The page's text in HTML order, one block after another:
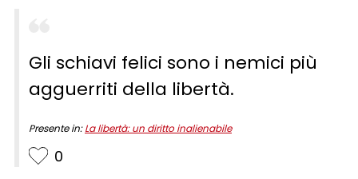
Gli schiavi felici sono i nemici più
agguerriti della libertà.
Presente in:La libertà: un diritto inalienabile
0